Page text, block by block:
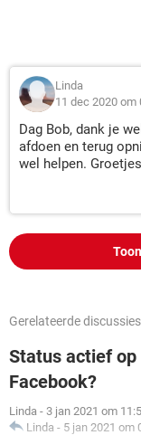
Linda
11 dec 2020 om
Dag Bob, dank je
afdoen en terug
wel helpen.
Gerelateerde discussies
Status actief
Facebook?
Linda - 3 jan 2021 om
Linda - 5 jan 2021 om